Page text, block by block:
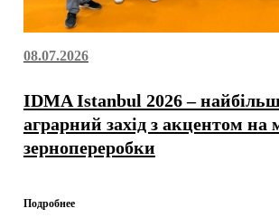
08.07.2026
IDMA Istanbul 2026 –
аграрний захід з акцентом на
зернопереробки
Подробнее